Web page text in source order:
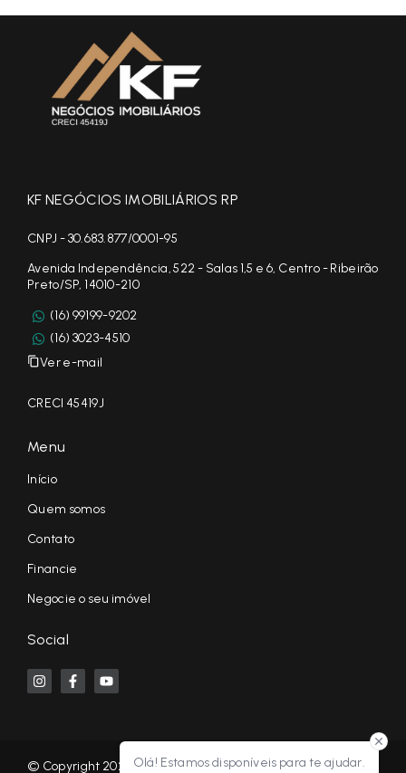
Olá! Estamos disponíveis para te ajudar.
KF NEGÓCIOS IMOBILIÁRIOS RP
CNPJ - 30.683.877/0001-95
Avenida Independência, 522 - Salas 1,5 e 6, Centro - Ribeirão
Preto/SP, 14010-210
(16) 99199-9202
(16) 3023-4510
Ver e-mail
CRECI 45419J
Menu
Início
Quem somos
Contato
Financie
Negocie o seu imóvel
Social
© Copyright 2026 - KF NEGÓCIOS IMOBILIÁRIOS RP - Todos